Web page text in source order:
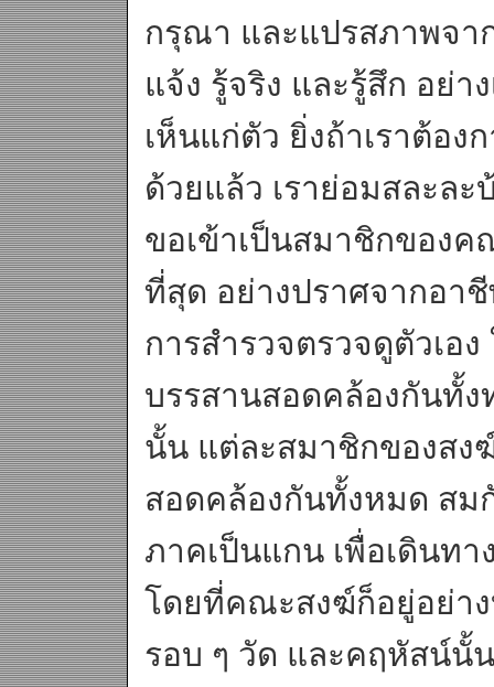
กรุณา และแปรสภาพจา
แจ้ง รู้จริง และรู้สึก อย่
เห็นแก่ตัว ยิ่งถ้าเราต้อง
ด้วยแล้ว เราย่อมสละล
ขอเข้าเป็นสมาชิกของค
ที่สุด อย่างปราศจากอา
การสำรวจตรวจดูตัวเอ
บรรสานสอดคล้องกันทั้ง
นั้น แต่ละสมาชิกของสง
สอดคล้องกันทั้งหมด สม
ภาคเป็นแกน เพื่อเดินทา
โดยที่คณะสงฆ์ก็อยู่อย่า
รอบ ๆ วัด และคฤหัสน์นั้